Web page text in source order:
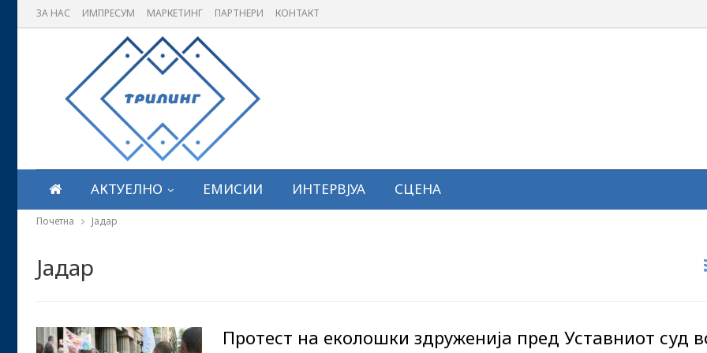
ЗА НАС ИМПРЕСУМ МАРКЕТИНГ ПАРТНЕРИ КОНТАКТ
АКТУЕЛНО ЕМИСИИ ИНТЕРВЈУА СЦЕНА
Почетна Јадар
Јадар
Протест на еколошки здруженија пред Уставниот суд